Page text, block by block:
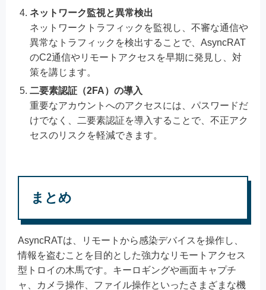
ネットワーク監視と異常検出
ネットワークトラフィックを監視し、不審な通信や
異常なトラフィックを検出することで、AsyncRAT
のC2通信やリモートアクセスを早期に発見し、対
策を講じます。
二要素認証（2FA）の導入
重要なアカウントへのアクセスには、パスワードだ
けでなく、二要素認証を導入することで、不正アク
セスのリスクを軽減できます。
まとめ
AsyncRATは、リモートから感染デバイスを操作し、
情報を盗むことを目的とした強力なリモートアクセス
型トロイの木馬です。キーロギングや画面キャプチ
ャ、カメラ操作、ファイル操作といったさまざまな機